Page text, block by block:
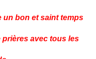
un bon et saint temps
prières avec tous les